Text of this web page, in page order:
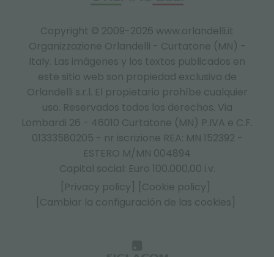
Copyright © 2009-2026 www.orlandelli.it
Organizzazione Orlandelli - Curtatone (MN) -
Italy. Las imágenes y los textos publicados en
este sitio web son propiedad exclusiva de
Orlandelli s.r.l. El propietario prohíbe cualquier
uso. Reservados todos los derechos. Via
Lombardi 26 - 46010 Curtatone (MN) P.IVA e C.F.
01333580205 - nr iscrizione REA: MN 152392 -
ESTERO M/MN 004894
Capital social: Euro 100.000,00 i.v.
[Privacy policy]
[Cookie policy]
[Cambiar la configuración de las cookies]